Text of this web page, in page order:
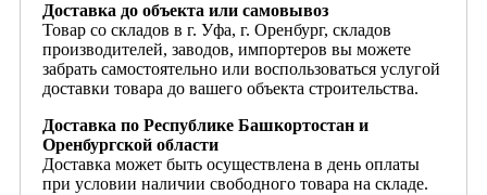
Доставка до объекта или самовывоз
Товар со складов в г. Уфа, г. Оренбург, складов
производителей, заводов, импортеров вы можете
забрать самостоятельно или воспользоваться услугой
доставки товара до вашего объекта строительства.
Доставка по Республике Башкортостан и
Оренбургской области
Доставка может быть осуществлена в день оплаты
при условии наличии свободного товара на складе.